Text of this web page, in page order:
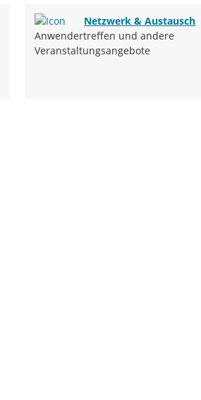
Netzwerk & Austausch
Anwendertreffen und andere
Veranstaltungsangebote